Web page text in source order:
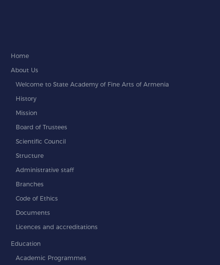
Home
About Us
Welcome to State Academy of Fine Arts of Armenia
History
Mission
Board of Trustees
Scientific Council
Structure
Administrative staff
Branches
Code of Ethics
Documents
Licences and accreditations
Education
Academic Programmes